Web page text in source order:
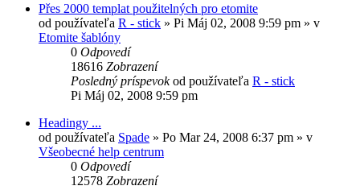
Přes 2000 templat použitelných pro etomite
od používateľa R - stick » Pi Máj 02, 2008 9:59 pm » v
Etomite šablóny
0 Odpovedí
18616 Zobrazení
Posledný príspevokod používateľa R - stick
Pi Máj 02, 2008 9:59 pm
Headingy ...
od používateľa Spade » Po Mar 24, 2008 6:37 pm » v
Všeobecné help centrum
0 Odpovedí
12578 Zobrazení